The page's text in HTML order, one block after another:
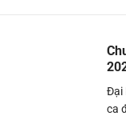
Đại
ca